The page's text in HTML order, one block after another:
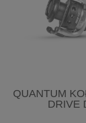
QUANTUM
DRIVE